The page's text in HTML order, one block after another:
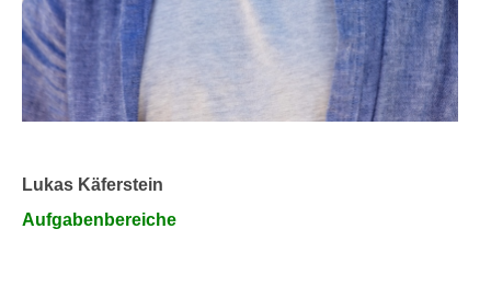
Lukas Käferstein
Aufgabenbereiche